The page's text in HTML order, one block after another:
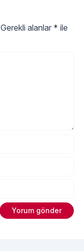
Gerekli alanlar * ile